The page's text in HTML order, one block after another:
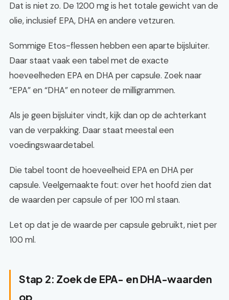
Dat is niet zo. De 1200 mg is het totale gewicht van de
olie, inclusief EPA, DHA en andere vetzuren.
Sommige Etos-flessen hebben een aparte bijsluiter.
Daar staat vaak een tabel met de exacte
hoeveelheden EPA en DHA per capsule. Zoek naar
“EPA” en “DHA” en noteer de milligrammen.
Als je geen bijsluiter vindt, kijk dan op de achterkant
van de verpakking. Daar staat meestal een
voedingswaardetabel.
Die tabel toont de hoeveelheid EPA en DHA per
capsule. Veelgemaakte fout: over het hoofd zien dat
de waarden per capsule of per 100 ml staan.
Let op dat je de waarde per capsule gebruikt, niet per
100 ml.
Stap 2: Zoek de EPA- en DHA-waarden
op